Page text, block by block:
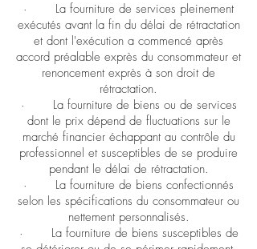
· La fourniture de services pleinement
exécutés avant la fin du délai de rétractation
et dont l'exécution a commencé après
accord préalable exprès du consommateur et
renoncement exprès à son droit de
rétractation.
· La fourniture de biens ou de services
dont le prix dépend de fluctuations sur le
marché financier échappant au contrôle du
professionnel et susceptibles de se produire
pendant le délai de rétractation.
· La fourniture de biens confectionnés
selon les spécifications du consommateur ou
nettement personnalisés.
· La fourniture de biens susceptibles de